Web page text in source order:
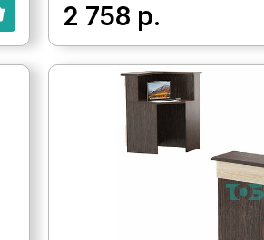
2 758 р.